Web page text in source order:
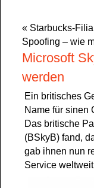
« Starbucks-
Spoofing – wie
Microsoft
werden
Ein britisches
Name für sinen
Das britische
(BSkyB) fand,
gab ihnen nun
Service